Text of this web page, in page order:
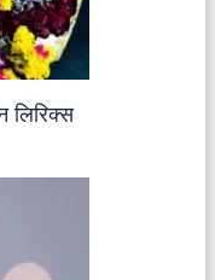
लिरिक्स